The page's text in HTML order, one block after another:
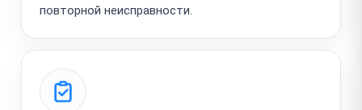
повторной неисправности.